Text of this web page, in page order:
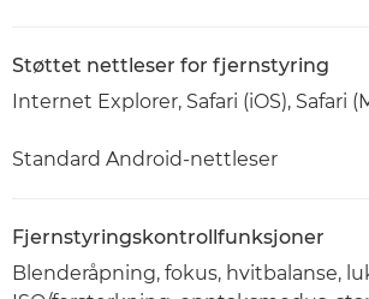
Støttet nettleser for fjernstyring
Internet Explorer, Safari (iOS), Safari
Standard Android-nettleser
Fjernstyringskontrollfunksjoner
Blenderåpning, fokus, hvitbalanse,